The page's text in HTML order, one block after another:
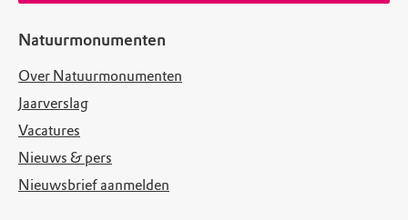
Natuurmonumenten
Over Natuurmonumenten
Jaarverslag
Vacatures
Nieuws & pers
Nieuwsbrief aanmelden